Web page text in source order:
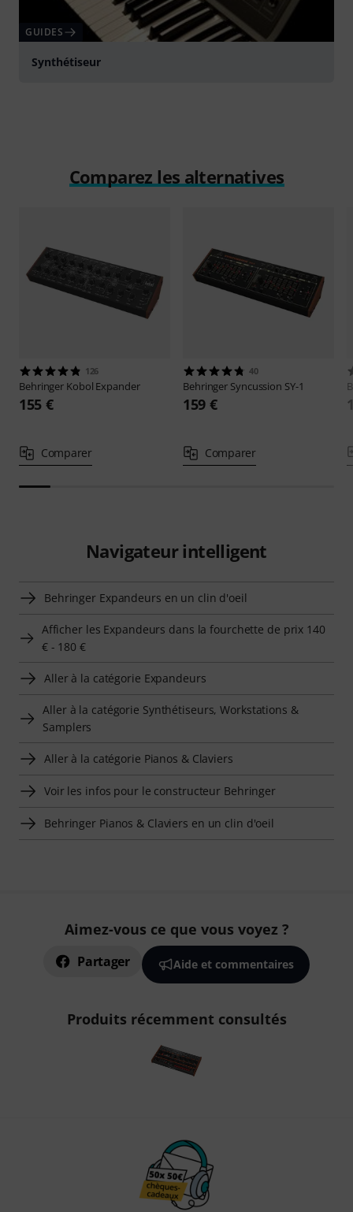
GUIDES
Synthétiseur
Comparez les alternatives
126
Behringer Kobol Expander
155 €
Comparer
40
Behringer Syncussion SY-1
159 €
Comparer
Navigateur intelligent
Behringer Expandeurs en un clin d'oeil
Afficher les Expandeurs dans la fourchette de prix 140
€ - 180 €
Aller à la catégorie Expandeurs
Aller à la catégorie Synthétiseurs, Workstations &
Samplers
Aller à la catégorie Pianos & Claviers
Voir les infos pour le constructeur Behringer
Behringer Pianos & Claviers en un clin d'oeil
Aimez-vous ce que vous voyez ?
Partager Aide et commentaires
Produits récemment consultés